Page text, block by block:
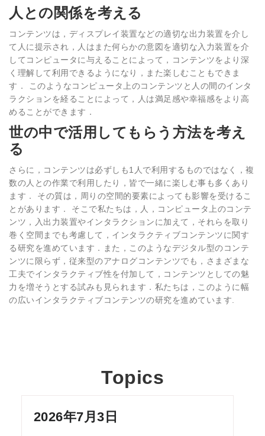
人との関係を考える
コンテンツは，ディスプレイ装置などの適切な出力装置を介し
て人に提示され，人はまた何らかの意図を適切な入力装置を介
してコンピュータに与えることによって，コンテンツをより深
く理解して利用できるようになり，また楽しむこともできま
す． このようなコンピュータ上のコンテンツと人の間のインタ
ラクションを経ることによって，人は満足感や幸福感をより高
めることができます．
世の中で活用してもらう方法を考え
る
さらに，コンテンツは必ずしも1人で利用するものではなく，複
数の人との作業で利用したり，皆で一緒に楽しむ事も多くあり
ます． その質は，周りの空間的要素によっても影響を受けるこ
とがあります． そこで私たちは，人，コンピュータ上のコンテ
ンツ，入出力装置やインタラクションに加えて，それらを取り
巻く空間までも考慮して，インタラクティブコンテンツに関す
る研究を進めています．また，このようなデジタル型のコンテ
ンツに限らず，従来型のアナログコンテンツでも，さまざまな
工夫でインタラクティブ性を付加して，コンテンツとしての魅
力を増そうとする試みも見られます．私たちは，このように幅
の広いインタラクティブコンテンツの研究を進めています.
Topics
2026年7月3日